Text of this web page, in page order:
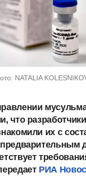
NATALIA
что
их с
РИА